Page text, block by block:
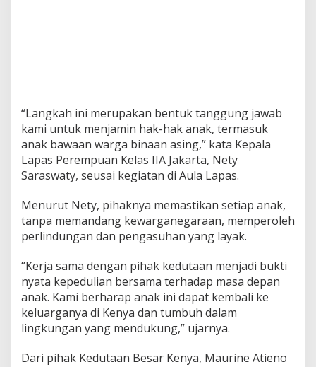
“Langkah ini merupakan bentuk tanggung jawab
kami untuk menjamin hak-hak anak, termasuk
anak bawaan warga binaan asing,” kata Kepala
Lapas Perempuan Kelas IIA Jakarta, Nety
Saraswaty, seusai kegiatan di Aula Lapas.
Menurut Nety, pihaknya memastikan setiap anak,
tanpa memandang kewarganegaraan, memperoleh
perlindungan dan pengasuhan yang layak.
“Kerja sama dengan pihak kedutaan menjadi bukti
nyata kepedulian bersama terhadap masa depan
anak. Kami berharap anak ini dapat kembali ke
keluarganya di Kenya dan tumbuh dalam
lingkungan yang mendukung,” ujarnya.
Dari pihak Kedutaan Besar Kenya, Maurine Atieno